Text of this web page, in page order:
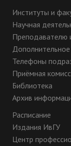
рамках
ведется
(научно-
Результаты
(научно-
деятельности
Институты и
Научная
Преподавателю
Телефоны
Приёмная
Библиотека
Архив
Расписание
Издания ИвГУ
Центр